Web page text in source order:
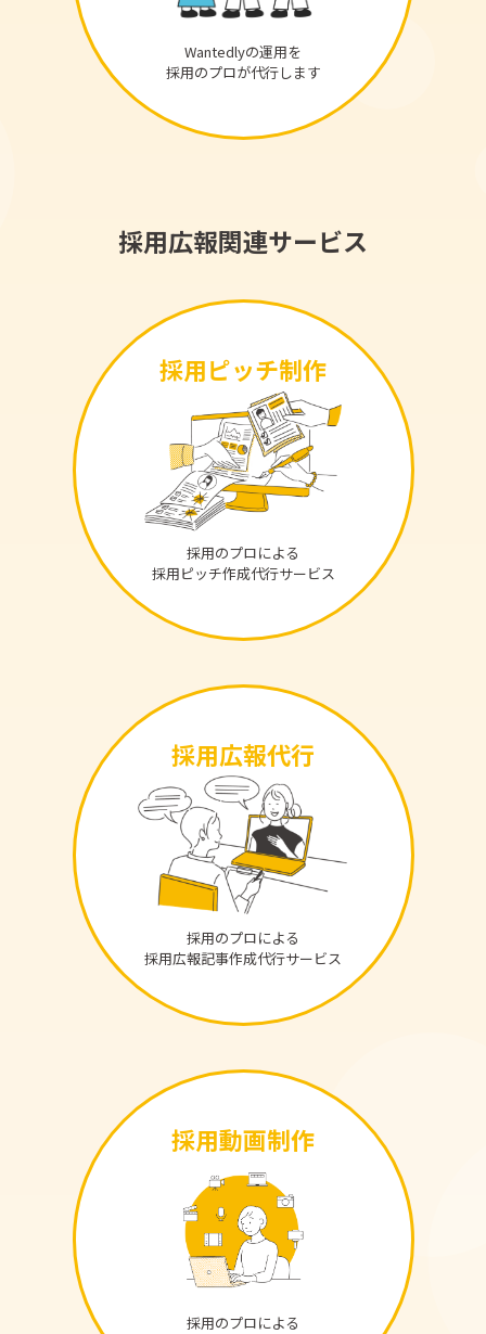
Wantedlyの運用を
採用のプロが代行します
採用広報関連サービス
採用ピッチ制作
採用のプロによる
採用ピッチ作成代行サービス
採用広報代行
採用のプロによる
採用広報記事作成代行サービス
採用動画制作
採用のプロによる